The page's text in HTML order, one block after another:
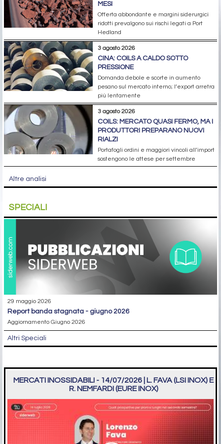
MESI
Offerta abbondante e margini siderurgici
ridotti prevalgono sui rischi legati a Port
Hedland
3 agosto 2026
CINA: COILS A CALDO SOTTO
PRESSIONE
Domanda debole e scorte in aumento
pesano sul mercato interno; l’export arretra
più lentamente
3 agosto 2026
COILS: MERCATO QUASI FERMO, MA I
PRODUTTORI PREPARANO NUOVI
RIALZI
Portafogli ordini e maggiori vincoli all’import
sostengono le attese per settembre
Altre analisi
SPECIALI
29 maggio 2026
report banda stagnata - giugno 2026
Aggiornamento Giugno 2026
Altri Speciali
MERCATI INOSSIDABILI - 14/07/2026 | L. FAVA (LSI INOX) E
R. NEMFARDI (EURE INOX)